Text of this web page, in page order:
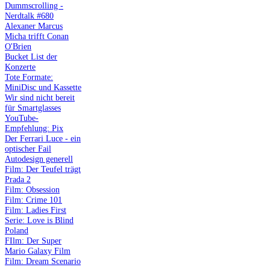
Dummscrolling -
Nerdtalk #680
Alexaner Marcus
Micha trifft Conan
O'Brien
Bucket List der
Konzerte
Tote Formate:
MiniDisc und Kassette
Wir sind nicht bereit
für Smartglasses
YouTube-
Empfehlung: Pix
Der Ferrari Luce - ein
optischer Fail
Autodesign generell
Film: Der Teufel trägt
Prada 2
Film: Obsession
Film: Crime 101
Film: Ladies First
Serie: Love is Blind
Poland
FIlm: Der Super
Mario Galaxy Film
Film: Dream Scenario